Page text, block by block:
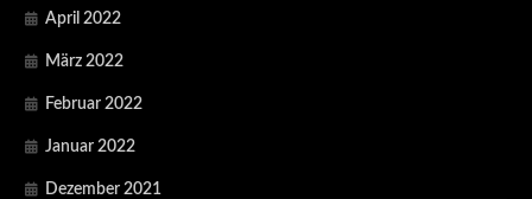
April 2022
März 2022
Februar 2022
Januar 2022
Dezember 2021